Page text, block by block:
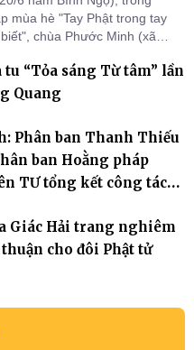
mùa hè "Tay Phật trong tay
chùa Phước Minh (xã
“Tỏa sáng Từ tâm” lần
Quang
Phân ban Thanh Thiếu
ban Hoằng pháp
TƯ tổng kết công tác
Giác Hải trang nghiêm
cho đôi Phật tử